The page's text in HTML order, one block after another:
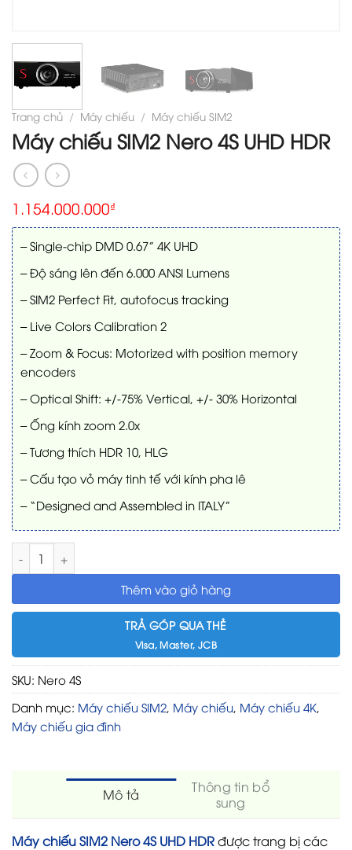
Trang chủ / Máy chiếu / Máy chiếu SIM2
Máy chiếu SIM2 Nero 4S UHD HDR
1.154.000.000₫
– Single-chip DMD 0.67” 4K UHD
– Độ sáng lên đến 6.000 ANSI Lumens
– SIM2 Perfect Fit, autofocus tracking
– Live Colors Calibration 2
– Zoom & Focus: Motorized with position memory
encoders
– Optical Shift: +/-75% Vertical, +/- 30% Horizontal
– Ống kính zoom 2.0x
– Tương thích HDR 10, HLG
– Cấu tạo vỏ máy tinh tế với kính pha lê
– “Designed and Assembled in ITALY”
Máy chiếu SIM2 Nero 4S UHD HDR số lượng
Thêm vào giỏ hàng
TRẢ GÓP QUA THẺ
Visa, Master, JCB
SKU: Nero 4S
Danh mục: Máy chiếu SIM2 Máy chiếu Máy chiếu 4K
Máy chiếu gia đình
Mô tả
Thông tin bổ
sung
Máy chiếu SIM2 Nero 4S UHD HDRđược trang bị các